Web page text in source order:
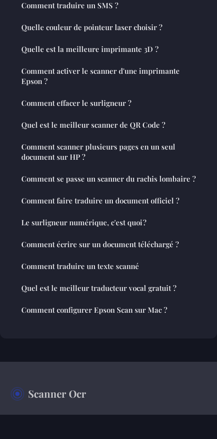
Comment traduire un SMS ?
Quelle couleur de pointeur laser choisir ?
Quelle est la meilleure imprimante 3D ?
Comment activer le scanner d'une imprimante
Epson ?
Comment effacer le surligneur ?
Quel est le meilleur scanner de QR Code ?
Comment scanner plusieurs pages en un seul
document sur HP ?
Comment se passe un scanner du rachis lombaire ?
Comment faire traduire un document officiel ?
Le surligneur numérique, c'est quoi ?
Comment écrire sur un document téléchargé ?
Comment traduire un texte scanné
Quel est le meilleur traducteur vocal gratuit ?
Comment configurer Epson Scan sur Mac ?
Scanner Ocr